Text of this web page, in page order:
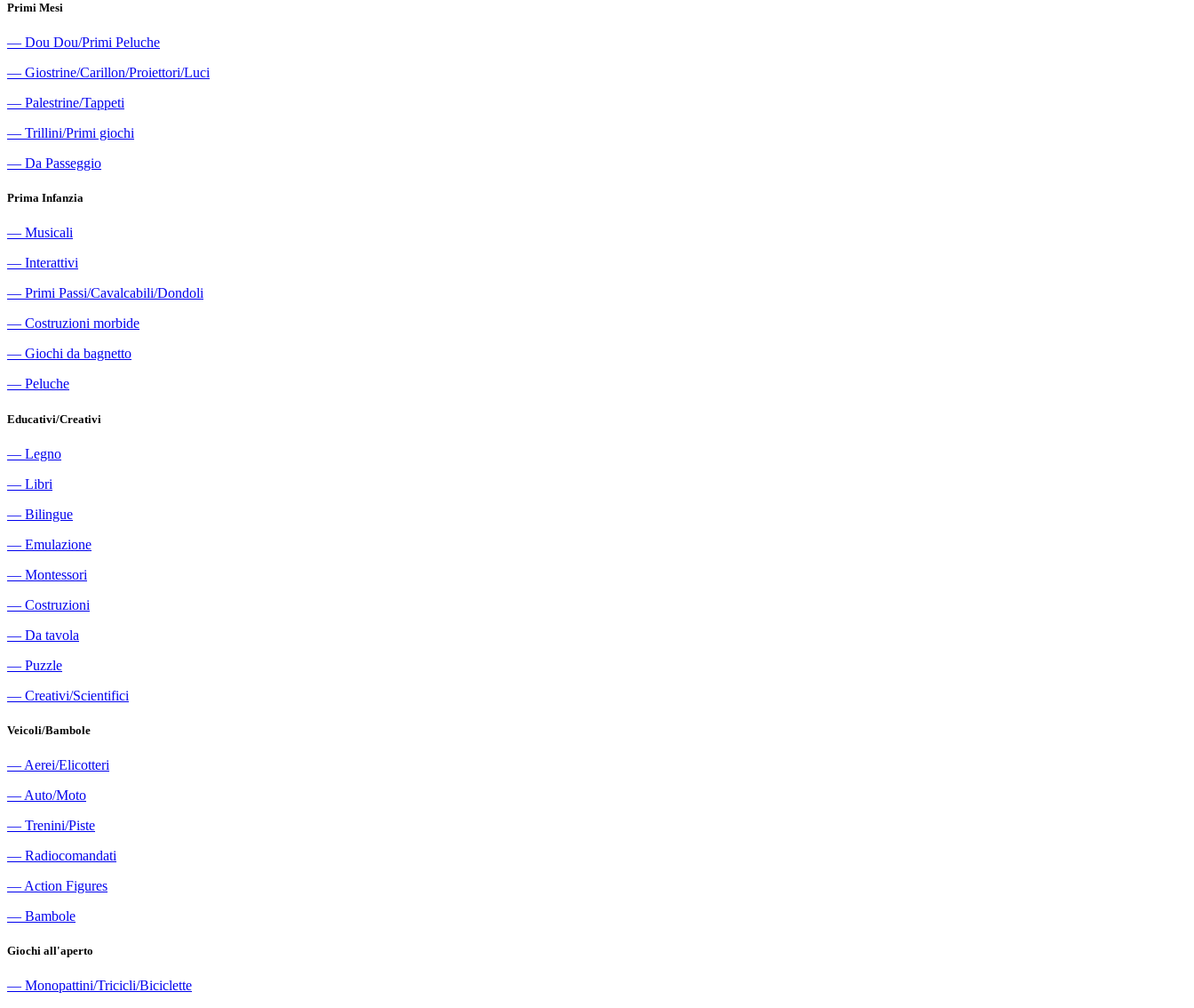
Primi Mesi
― Dou Dou/Primi Peluche
― Giostrine/Carillon/Proiettori/Luci
― Palestrine/Tappeti
― Trillini/Primi giochi
― Da Passeggio
Prima Infanzia
― Musicali
― Interattivi
― Primi Passi/Cavalcabili/Dondoli
― Costruzioni morbide
― Giochi da bagnetto
― Peluche
Educativi/Creativi
― Legno
― Libri
― Bilingue
― Emulazione
― Montessori
― Costruzioni
― Da tavola
― Puzzle
― Creativi/Scientifici
Veicoli/Bambole
― Aerei/Elicotteri
― Auto/Moto
― Trenini/Piste
― Radiocomandati
― Action Figures
― Bambole
Giochi all'aperto
― Monopattini/Tricicli/Biciclette